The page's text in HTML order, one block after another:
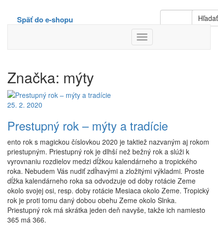
Hľadať
Späť do e-shopu
Toggle
Navigation
Značka: mýty
25. 2. 2020
Prestupný rok – mýty a tradície
ento rok s magickou číslovkou 2020 je taktiež nazvaným aj rokom
priestupným. Priestupný rok je dlhší než bežný rok a slúži k
vyrovnaniu rozdielov medzi dĺžkou kalendárneho a tropického
roka. Nebudem Vás nudiť zdĺhavými a zložitými výkladmi. Proste
dĺžka kalendárneho roka sa odvodzuje od doby rotácie Zeme
okolo svojej osi, resp. doby rotácie Mesiaca okolo Zeme. Tropický
rok je proti tomu daný dobou obehu Zeme okolo Slnka.
Priestupný rok má skrátka jeden deň navyše, takže ich namiesto
365 má 366.